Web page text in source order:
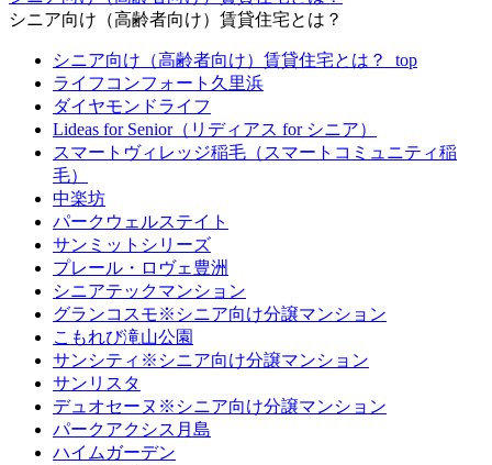
シニア向け（高齢者向け）賃貸住宅とは？
シニア向け（高齢者向け）賃貸住宅とは？_top
ライフコンフォート久里浜
ダイヤモンドライフ
Lideas for Senior（リディアス for シニア）
スマートヴィレッジ稲毛（スマートコミュニティ稲
毛）
中楽坊
パークウェルステイト
サンミットシリーズ
プレール・ロヴェ豊洲
シニアテックマンション
グランコスモ※シニア向け分譲マンション
こもれび滝山公園
サンシティ※シニア向け分譲マンション
サンリスタ
デュオセーヌ※シニア向け分譲マンション
パークアクシス月島
ハイムガーデン